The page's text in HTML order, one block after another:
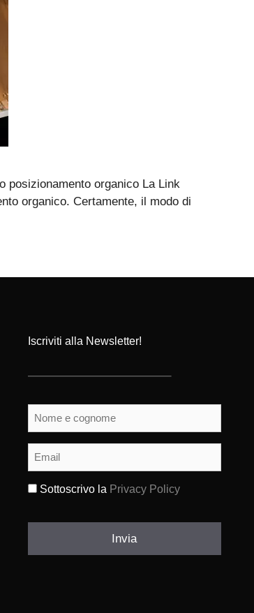
posizionamento organico La Link
organico. Certamente, il modo di
Iscriviti alla Newsletter!
Nome
cognome(Obbligatorio)
Email (Obbligatorio)
Sottoscrivo la Privacy Policy
Invia